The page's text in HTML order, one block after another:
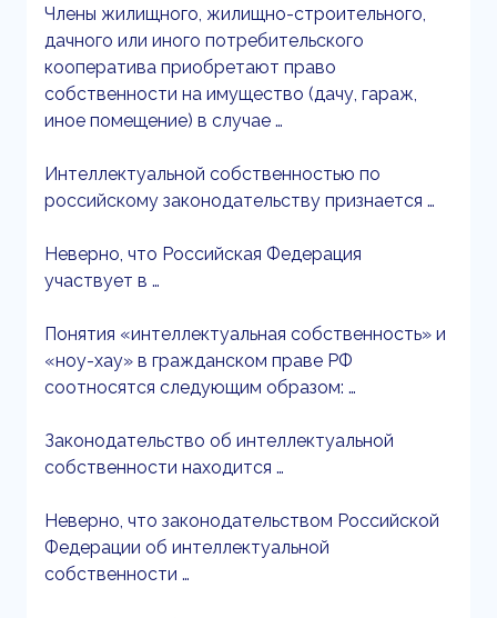
Члены жилищного, жилищно-строительного,
дачного или иного потребительского
кооператива приобретают право
собственности на имущество (дачу, гараж,
иное помещение) в случае …
Интеллектуальной собственностью по
российскому законодательству признается …
Неверно, что Российская Федерация
участвует в …
Понятия «интеллектуальная собственность» и
«ноу-хау» в гражданском праве РФ
соотносятся следующим образом: …
Законодательство об интеллектуальной
собственности находится …
Неверно, что законодательством Российской
Федерации об интеллектуальной
собственности …